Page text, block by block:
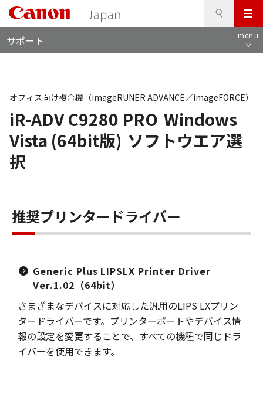
メ
ニ
ュ
サポート menu
iR-ADV C9280 PRO Windows
Vista (64bit版) ソフトウエア選
択
オフィス向け複合機（imageRUNER ADVANCE／imageFORCE）
推奨プリンタードライバー
Generic Plus LIPSLX Printer Driver
Ver.1.02（64bit）
さまざまなデバイスに対応した汎用のLIPS LXプリン
タードライバーです。プリンターポートやデバイス情
報の設定を変更することで、すべての機種で同じドラ
イバーを使用できます。